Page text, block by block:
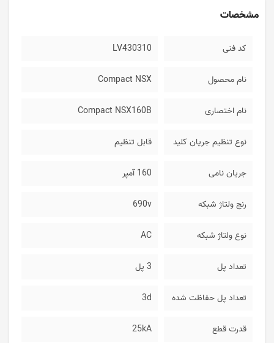
مشخصات
کد فنی LV430310
نام محصول Compact NSX
نام اختصاری Compact NSX160B
نوع تنظیم جریان کلید قابل تنظیم
جریان نامی 160 آمپر
رنج ولتاژ شبکه 690v
نوع ولتاژ شبکه AC
تعداد پل 3 پل
تعداد پل حفاظت شده 3d
قدرت قطع 25kA